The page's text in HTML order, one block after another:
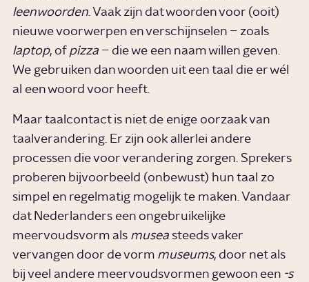
leenwoorden . Vaak zijn dat woorden voor (ooit)
nieuwe voorwerpen en verschijnselen – zoals
laptop, of pizza – die we een naam willen geven.
We gebruiken dan woorden uit een taal die er wél
al een woord voor heeft.
Maar taalcontact is niet de enige oorzaak van
taalverandering. Er zijn ook allerlei andere
processen die voor verandering zorgen. Sprekers
proberen bijvoorbeeld (onbewust) hun taal zo
simpel en regelmatig mogelijk te maken. Vandaar
dat Nederlanders een ongebruikelijke
meervoudsvorm als musea steeds vaker
vervangen door de vorm museums, door net als
bij veel andere meervoudsvormen gewoon een -s